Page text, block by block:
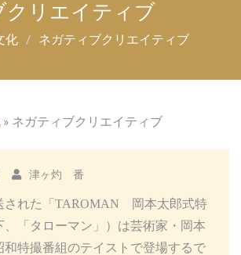
クリエイティブ
化 ネガティブクリエイティブ
» ネガティブクリエイティブ
津ヶ灼 番
された「TAROMAN 岡本太郎式特
、「タローマン」）は芸術家・岡本
和特撮番組のテイストで登場するで